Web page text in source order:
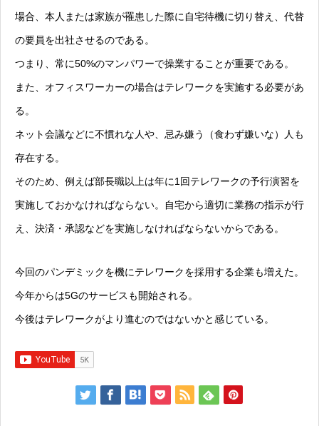
場合、本人または家族が罹患した際に自宅待機に切り替え、代替
の要員を出社させるのである。
つまり、常に50%のマンパワーで操業することが重要である。
また、オフィスワーカーの場合はテレワークを実施する必要があ
る。
ネット会議などに不慣れな人や、忌み嫌う（食わず嫌いな）人も
存在する。
そのため、例えば部長職以上は年に1回テレワークの予行演習を
実施しておかなければならない。自宅から適切に業務の指示が行
え、決済・承認などを実施しなければならないからである。
今回のパンデミックを機にテレワークを採用する企業も増えた。
今年からは5Gのサービスも開始される。
今後はテレワークがより進むのではないかと感じている。